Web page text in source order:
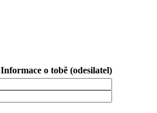
Informace o tobě (odesilatel)